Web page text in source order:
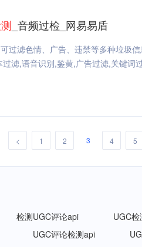
_音频过检_网易易盾
过滤色情、广告、违禁等多种垃圾
滤,语音识别,鉴黄,广告过滤,关键
< 1 2 3 4 5
检测UGC评论api
UGC
UGC评论检测api